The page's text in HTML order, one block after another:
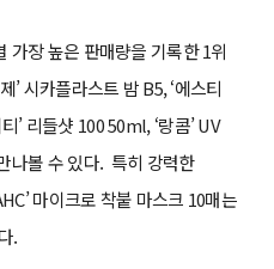
가장 높은 판매량을 기록한 1위
’ 시카플라스트 밤 B5, ‘에스티
’ 리들샷 100 50ml, ‘랑콤’ UV
나볼 수 있다. 특히 강력한
마이크로 착붙 마스크 10매는
.